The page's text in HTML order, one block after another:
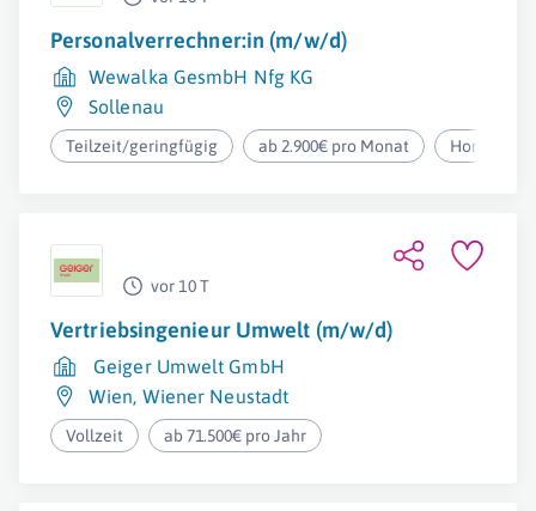
Personalverrechner:in (m/w/d)
Wewalka GesmbH Nfg KG
Sollenau
Teilzeit/geringfügig ab 2.900€ pro Monat
vor 10 T
Vertriebsingenieur Umwelt (m/w/d)
Geiger Umwelt GmbH
Wien, Wiener Neustadt
Vollzeit ab 71.500€ pro Jahr